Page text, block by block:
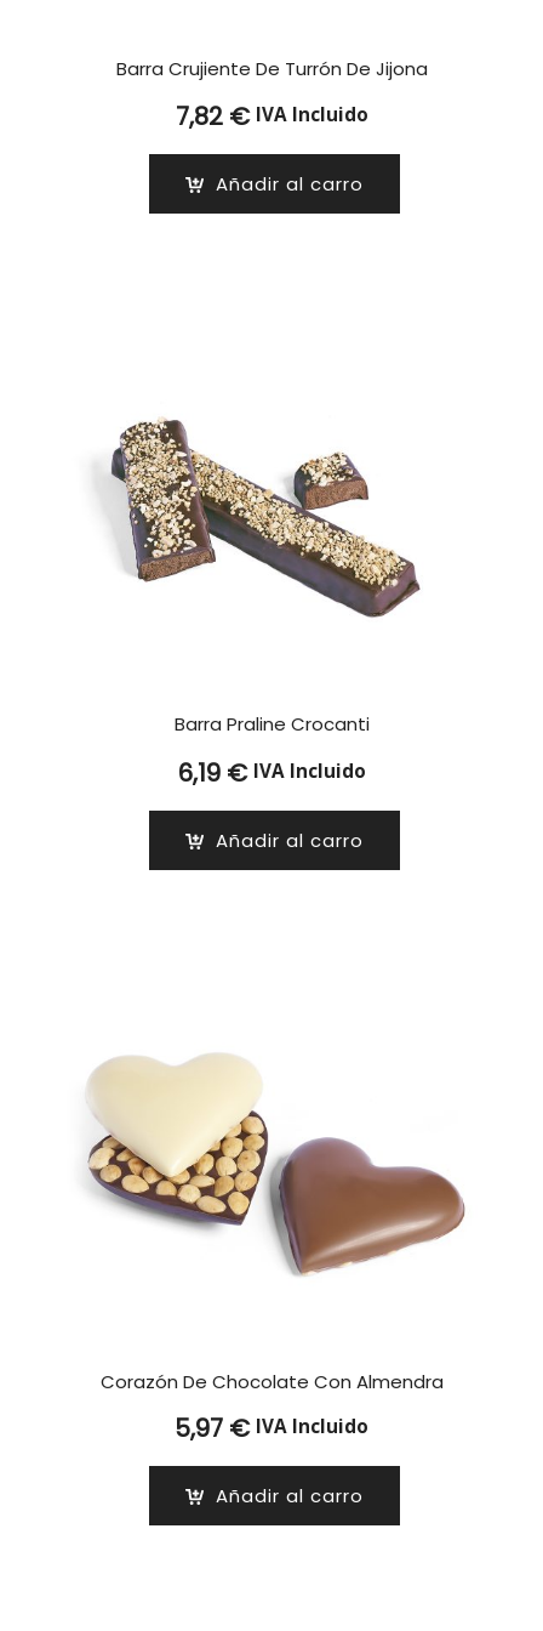
Barra Crujiente De Turrón De Jijona
7,82 € IVA Incluido
Añadir al carro
Barra Praline Crocanti
6,19 € IVA Incluido
Añadir al carro
Corazón De Chocolate Con Almendra
5,97 € IVA Incluido
Añadir al carro